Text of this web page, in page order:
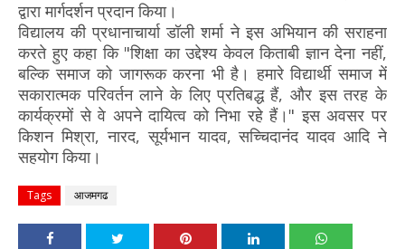
द्वारा मार्गदर्शन प्रदान किया।
विद्यालय की प्रधानाचार्या डॉली शर्मा ने इस अभियान की सराहना
करते हुए कहा कि "शिक्षा का उद्देश्य केवल किताबी ज्ञान देना नहीं,
बल्कि समाज को जागरूक करना भी है। हमारे विद्यार्थी समाज में
सकारात्मक परिवर्तन लाने के लिए प्रतिबद्ध हैं, और इस तरह के
कार्यक्रमों से वे अपने दायित्व को निभा रहे हैं।" इस अवसर पर
किशन मिश्रा, नारद, सूर्यभान यादव, सच्चिदानंद यादव आदि ने
सहयोग किया।
Tags आजमगढ